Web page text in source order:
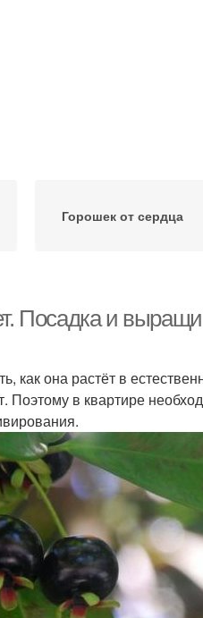
Горошек от сердца
Посадка и
как она растёт в
в квартире